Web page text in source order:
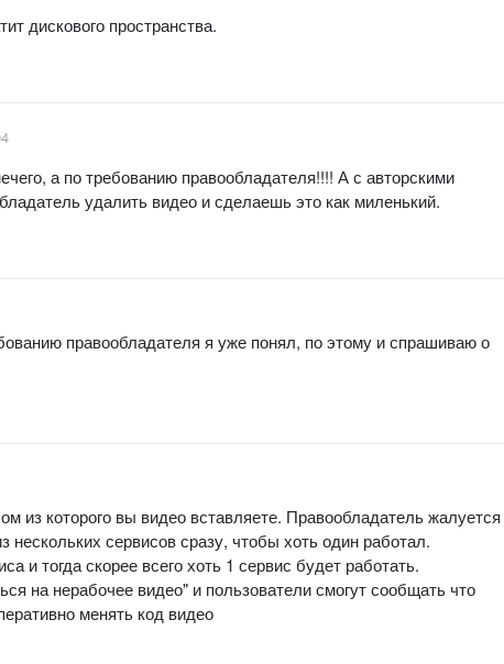
дискового пространства.
а по требованию правообладателя!!!! А с авторскими
удалить видео и сделаешь это как миленький.
правообладателя я уже понял, по этому и спрашиваю о
из которого вы видео вставляете. Правообладатель жалуется
нескольких сервисов сразу, чтобы хоть один работал.
и тогда скорее всего хоть 1 сервис будет работать.
на нерабочее видео" и пользователи смогут сообщать что
менять код видео